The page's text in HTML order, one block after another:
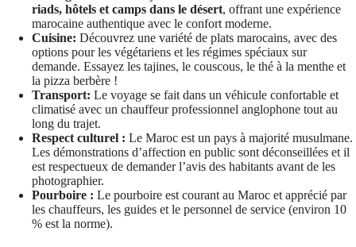
riads, hôtels et camps dans le désert, offrant une expérience
marocaine authentique avec le confort moderne.
Cuisine: Découvrez une variété de plats marocains, avec des
options pour les végétariens et les régimes spéciaux sur
demande. Essayez les tajines, le couscous, le thé à la menthe et
la pizza berbère !
Transport: Le voyage se fait dans un véhicule confortable et
climatisé avec un chauffeur professionnel anglophone tout au
long du trajet.
Respect culturel : Le Maroc est un pays à majorité musulmane.
Les démonstrations d’affection en public sont déconseillées et il
est respectueux de demander l’avis des habitants avant de les
photographier.
Pourboire : Le pourboire est courant au Maroc et apprécié par
les chauffeurs, les guides et le personnel de service (environ 10
% est la norme).